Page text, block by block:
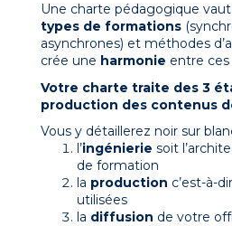
Une charte pédagogique
types de formations
asynchrones) et méthodes
crée une harmonie entre
Votre charte traite des 3
production des contenus
Vous y détaillerez noir sur
l’ingénierie soit
de formation
la production c’est-à-
utilisées
la diffusion de votre